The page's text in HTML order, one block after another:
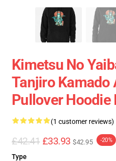
Kimetsu No
Tanjiro Kamado
Pullover Hoodie
(1 customer reviews)
£42.41 £33.93 $42.95 -20%
Type